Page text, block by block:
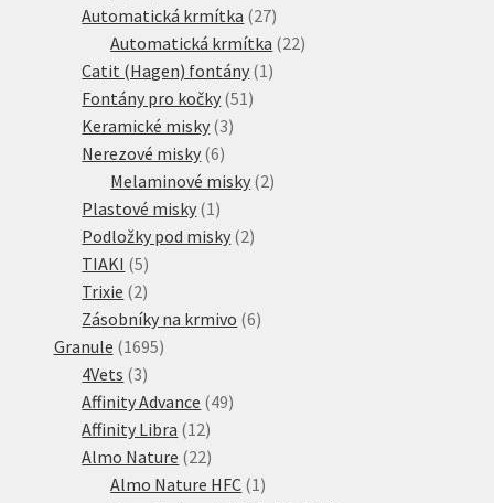
produktů
Automatická krmítka 2727
produktů
Automatická krmítka 2222
Catit (Hagen) fontány 1 1
Fontány pro kočky 51 51
Keramické misky 33
Nerezové misky 66
produktů
Melaminové misky 22
Plastové misky 1 1
produkt
Podložky pod misky 22
TIAKI 55
produktů
Trixie 22
produkty
Zásobníky na krmivo 66
Granule 16951695
4Vets 33
produkty
Affinity Advance 4949
Affinity Libra 1212
produktů
Almo Nature 2222
produktů
Almo Nature HFC 1 1